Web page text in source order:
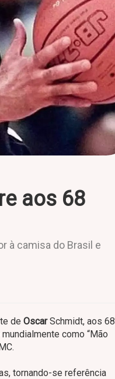
aos 68
à camisa do Brasil e
de OscarSchmidt, aos 68
como “Mão
tornando-se referência